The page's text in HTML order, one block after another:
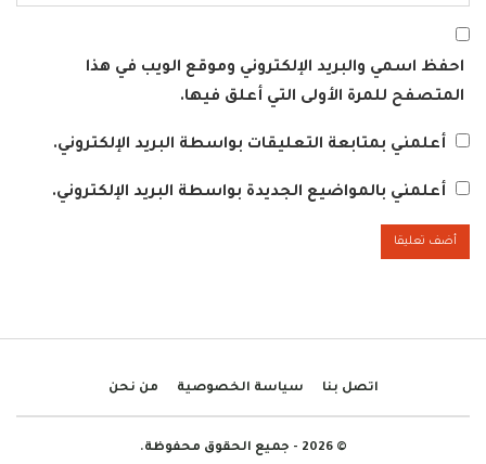
احفظ اسمي والبريد الإلكتروني وموقع الويب في هذا
المتصفح للمرة الأولى التي أعلق فيها.
أعلمني بمتابعة التعليقات بواسطة البريد الإلكتروني.
أعلمني بالمواضيع الجديدة بواسطة البريد الإلكتروني.
اتصل بنا سياسة الخصوصية من نحن
© 2026 - جميع الحقوق محفوظة.